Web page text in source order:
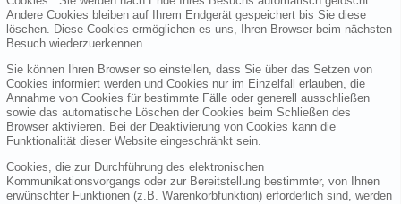
Andere Cookies bleiben auf Ihrem Endgerät gespeichert bis Sie diese
löschen. Diese Cookies ermöglichen es uns, Ihren Browser beim nächsten
Besuch wiederzuerkennen.
Sie können Ihren Browser so einstellen, dass Sie über das Setzen von
Cookies informiert werden und Cookies nur im Einzelfall erlauben, die
Annahme von Cookies für bestimmte Fälle oder generell ausschließen
sowie das automatische Löschen der Cookies beim Schließen des
Browser aktivieren. Bei der Deaktivierung von Cookies kann die
Funktionalität dieser Website eingeschränkt sein.
Cookies, die zur Durchführung des elektronischen
Kommunikationsvorgangs oder zur Bereitstellung bestimmter, von Ihnen
erwünschter Funktionen (z.B. Warenkorbfunktion) erforderlich sind, werden